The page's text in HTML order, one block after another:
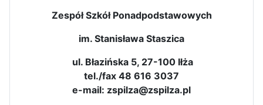
Zespół Szkół Ponadpodstawowych
im. Stanisława Staszica
ul. Błazińska 5, 27-100 Iłża
tel./fax 48 616 3037
e-mail: zspilza@zspilza.pl